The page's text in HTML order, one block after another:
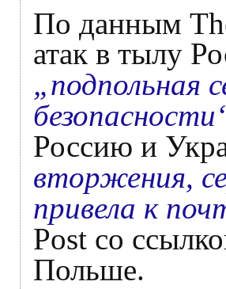
По данным
атак в тылу
„подпольная
Россию и
вторжения,
привела к
Post со
Польше.